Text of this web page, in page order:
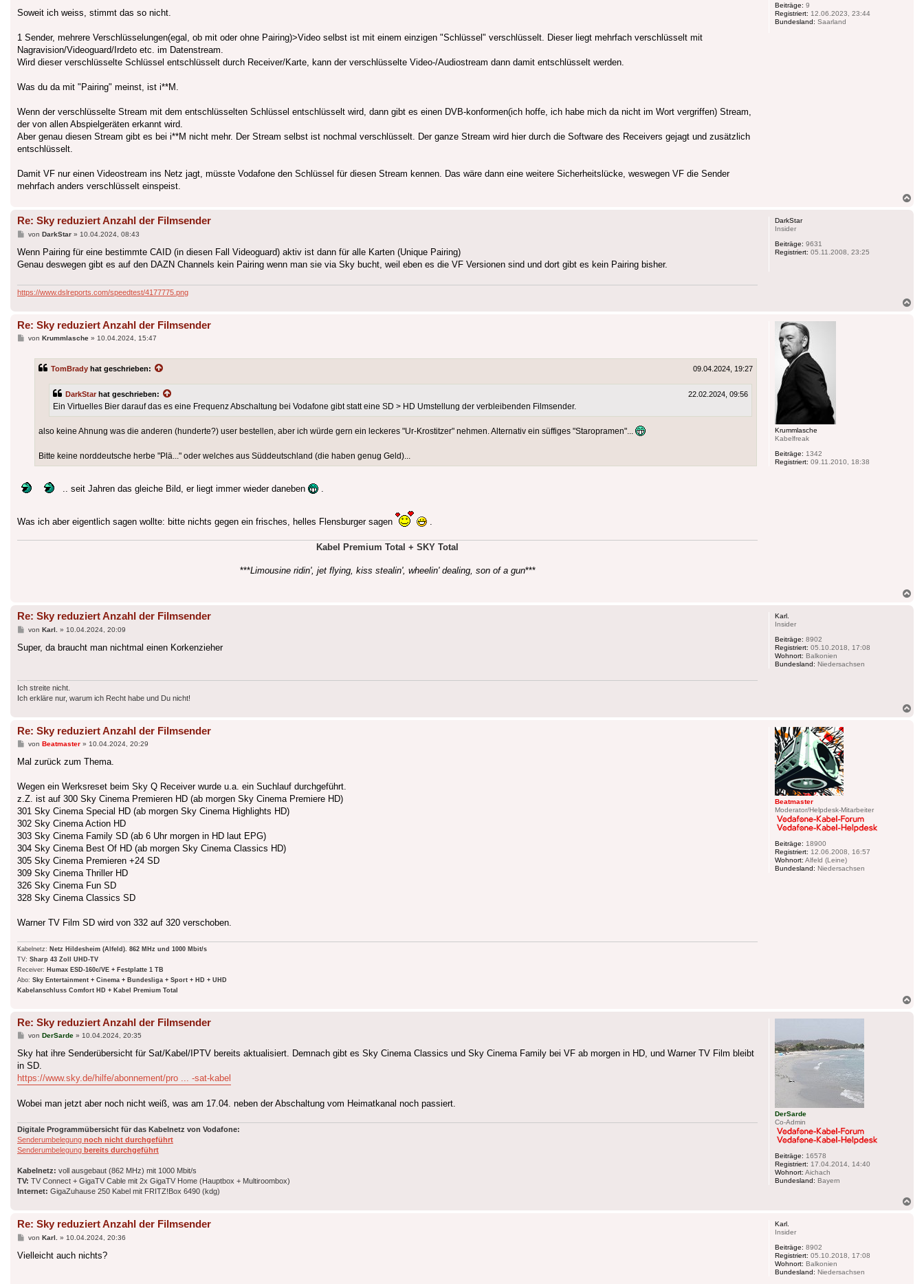
Beiträge: 9
Registriert: 12.06.2023, 23:44
Bundesland: Saarland
Soweit ich weiss, stimmt das so nicht.
1 Sender, mehrere Verschlüsselungen(egal, ob mit oder ohne Pairing)>Video selbst ist mit einem einzigen "Schlüssel" verschlüsselt. Dieser liegt mehrfach verschlüsselt mit
Nagravision/Videoguard/Irdeto etc. im Datenstream.
Wird dieser verschlüsselte Schlüssel entschlüsselt durch Receiver/Karte, kann der verschlüsselte Video-/Audiostream dann damit entschlüsselt werden.
Was du da mit "Pairing" meinst, ist i**M.
Wenn der verschlüsselte Stream mit dem entschlüsselten Schlüssel entschlüsselt wird, dann gibt es einen DVB-konformen(ich hoffe, ich habe mich da nicht im Wort vergriffen) Stream,
der von allen Abspielgeräten erkannt wird.
Aber genau diesen Stream gibt es bei i**M nicht mehr. Der Stream selbst ist nochmal verschlüsselt. Der ganze Stream wird hier durch die Software des Receivers gejagt und zusätzlich
entschlüsselt.
Damit VF nur einen Videostream ins Netz jagt, müsste Vodafone den Schlüssel für diesen Stream kennen. Das wäre dann eine weitere Sicherheitslücke, weswegen VF die Sender
mehrfach anders verschlüsselt einspeist.
DarkStar
Insider
Beiträge: 9631
Registriert: 05.11.2008, 23:25
Re: Sky reduziert Anzahl der Filmsender
Beitrag
von DarkStar» 10.04.2024, 08:43
Wenn Pairing für eine bestimmte CAID (in diesen Fall Videoguard) aktiv ist dann für alle Karten (Unique Pairing)
Genau deswegen gibt es auf den DAZN Channels kein Pairing wenn man sie via Sky bucht, weil eben es die VF Versionen sind und dort gibt es kein Pairing bisher.
https://www.dslreports.com/speedtest/4177775.png
Krummlasche
Kabelfreak
Beiträge: 1342
Registriert: 09.11.2010, 18:38
Re: Sky reduziert Anzahl der Filmsender
Beitrag
von Krummlasche» 10.04.2024, 15:47
TomBrady hat geschrieben: 09.04.2024, 19:27
DarkStar hat geschrieben: 22.02.2024, 09:56
Ein Virtuelles Bier darauf das es eine Frequenz Abschaltung bei Vodafone gibt statt eine SD > HD Umstellung der verbleibenden Filmsender.
also keine Ahnung was die anderen (hunderte?) user bestellen, aber ich würde gern ein leckeres "Ur-Krostitzer" nehmen. Alternativ ein süffiges "Staropramen"...
Bitte keine norddeutsche herbe "Plä..." oder welches aus Süddeutschland (die haben genug Geld)...
.. seit Jahren das gleiche Bild, er liegt immer wieder daneben
Was ich aber eigentlich sagen wollte: bitte nichts gegen ein frisches, helles Flensburger sagen
Kabel Premium Total + SKY Total
***Limousine ridin', jet flying, kiss stealin', wheelin' dealing, son of a gun***
Karl.
Insider
Beiträge: 8902
Registriert: 05.10.2018, 17:08
Wohnort: Balkonien
Bundesland: Niedersachsen
Re: Sky reduziert Anzahl der Filmsender
Beitrag
von Karl. » 10.04.2024, 20:09
Super, da braucht man nichtmal einen Korkenzieher
Ich streite nicht.
Ich erkläre nur, warum ich Recht habe und Du nicht!
Beatmaster
Moderator/Helpdesk-Mitarbeiter
Beiträge: 18900
Registriert: 12.06.2008, 16:57
Wohnort: Alfeld (Leine)
Bundesland: Niedersachsen
Re: Sky reduziert Anzahl der Filmsender
Beitrag
von Beatmaster» 10.04.2024, 20:29
Mal zurück zum Thema.
Wegen ein Werksreset beim Sky Q Receiver wurde u.a. ein Suchlauf durchgeführt.
z.Z. ist auf 300 Sky Cinema Premieren HD (ab morgen Sky Cinema Premiere HD)
301 Sky Cinema Special HD (ab morgen Sky Cinema Highlights HD)
302 Sky Cinema Action HD
303 Sky Cinema Family SD (ab 6 Uhr morgen in HD laut EPG)
304 Sky Cinema Best Of HD (ab morgen Sky Cinema Classics HD)
305 Sky Cinema Premieren +24 SD
309 Sky Cinema Thriller HD
326 Sky Cinema Fun SD
328 Sky Cinema Classics SD
Warner TV Film SD wird von 332 auf 320 verschoben.
Kabelnetz: Netz Hildesheim (Alfeld). 862 MHz und 1000 Mbit/s
TV: Sharp 43 Zoll UHD-TV
Receiver: Humax ESD-160c/VE + Festplatte 1 TB
Abo: Sky Entertainment + Cinema + Bundesliga + Sport + HD + UHD
Kabelanschluss Comfort HD + Kabel Premium Total
DerSarde
Co-Admin
Beiträge: 16578
Registriert: 17.04.2014, 14:40
Wohnort: Aichach
Bundesland: Bayern
Re: Sky reduziert Anzahl der Filmsender
Beitrag
von DerSarde» 10.04.2024, 20:35
Sky hat ihre Senderübersicht für Sat/Kabel/IPTV bereits aktualisiert. Demnach gibt es Sky Cinema Classics und Sky Cinema Family bei VF ab morgen in HD, und Warner TV Film bleibt
in SD.
https://www.sky.de/hilfe/abonnement/pro ... -sat-kabel
Wobei man jetzt aber noch nicht weiß, was am 17.04. neben der Abschaltung vom Heimatkanal noch passiert.
Digitale Programmübersicht für das Kabelnetz von Vodafone:
Senderumbelegung noch nicht durchgeführt
Senderumbelegung bereits durchgeführt
Kabelnetz: voll ausgebaut (862 MHz) mit 1000 Mbit/s
TV: TV Connect + GigaTV Cable mit 2x GigaTV Home (Hauptbox + Multiroombox)
Internet: GigaZuhause 250 Kabel mit FRITZ!Box 6490 (kdg)
Karl.
Insider
Beiträge: 8902
Registriert: 05.10.2018, 17:08
Wohnort: Balkonien
Bundesland: Niedersachsen
Re: Sky reduziert Anzahl der Filmsender
Beitrag
von Karl. » 10.04.2024, 20:36
Vielleicht auch nichts?